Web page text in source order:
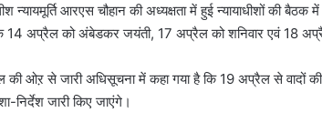
न्यायमूर्ति आरएस चौहान की अध्यक्षता में हुई न्यायाधीशों की
14 अप्रैल को अंबेडकर जयंती, 17 अप्रैल को शनिवार एवं 18
की ओऱ से जारी अधिसूचना में कहा गया है कि 19 अप्रैल से वादों
निर्देश जारी किए जाएंगे।